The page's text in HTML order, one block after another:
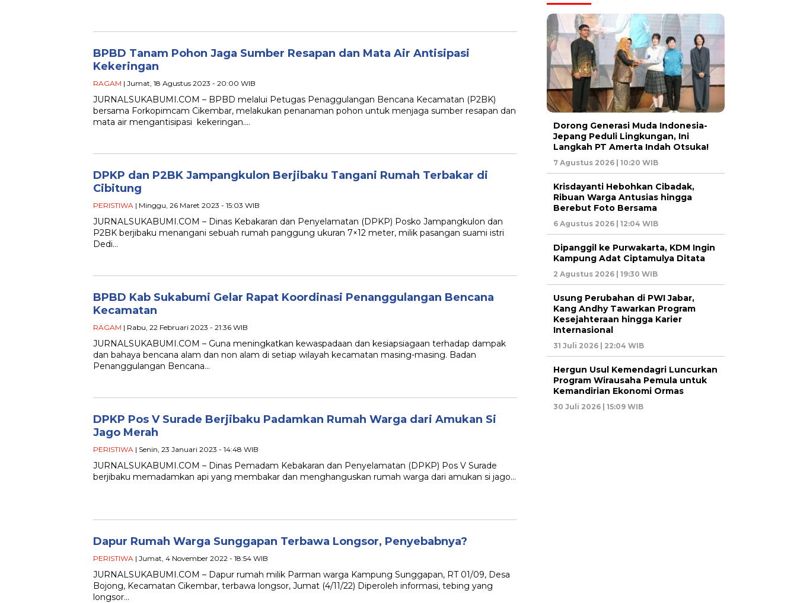
BPBD Tanam Pohon Jaga Sumber Resapan dan Mata Air Antisipasi
Kekeringan
RAGAM | Jumat, 18 Agustus 2023 - 20:00 WIB
JURNALSUKABUMI.COM – BPBD melalui Petugas Penaggulangan Bencana Kecamatan (P2BK)
bersama Forkopimcam Cikembar, melakukan penanaman pohon untuk menjaga sumber resapan dan
mata air mengantisipasi kekeringan….
DPKP dan P2BK Jampangkulon Berjibaku Tangani Rumah Terbakar di
Cibitung
PERISTIWA | Minggu, 26 Maret 2023 - 15:03 WIB
JURNALSUKABUMI.COM – Dinas Kebakaran dan Penyelamatan (DPKP) Posko Jampangkulon dan
P2BK berjibaku menangani sebuah rumah panggung ukuran 7×12 meter, milik pasangan suami istri
Dedi…
BPBD Kab Sukabumi Gelar Rapat Koordinasi Penanggulangan Bencana
Kecamatan
RAGAM | Rabu, 22 Februari 2023 - 21:36 WIB
JURNALSUKABUMI.COM – Guna meningkatkan kewaspadaan dan kesiapsiagaan terhadap dampak
dan bahaya bencana alam dan non alam di setiap wilayah kecamatan masing-masing. Badan
Penanggulangan Bencana…
DPKP Pos V Surade Berjibaku Padamkan Rumah Warga dari Amukan Si
Jago Merah
PERISTIWA | Senin, 23 Januari 2023 - 14:48 WIB
JURNALSUKABUMI.COM – Dinas Pemadam Kebakaran dan Penyelamatan (DPKP) Pos V Surade
berjibaku memadamkan api yang membakar dan menghanguskan rumah warga dari amukan si jago…
Dapur Rumah Warga Sunggapan Terbawa Longsor, Penyebabnya?
PERISTIWA | Jumat, 4 November 2022 - 18:54 WIB
JURNALSUKABUMI.COM – Dapur rumah milik Parman warga Kampung Sunggapan, RT 01/09, Desa
Bojong, Kecamatan Cikembar, terbawa longsor, Jumat (4/11/22) Diperoleh informasi, tebing yang
longsor…
Dorong Generasi Muda Indonesia-
Jepang Peduli Lingkungan, Ini
Langkah PT Amerta Indah Otsuka!
7 Agustus 2026 | 10:20 WIB
Krisdayanti Hebohkan Cibadak,
Ribuan Warga Antusias hingga
Berebut Foto Bersama
6 Agustus 2026 | 12:04 WIB
Dipanggil ke Purwakarta, KDM Ingin
Kampung Adat Ciptamulya Ditata
2 Agustus 2026 | 19:30 WIB
Usung Perubahan di PWI Jabar,
Kang Andhy Tawarkan Program
Kesejahteraan hingga Karier
Internasional
31 Juli 2026 | 22:04 WIB
Hergun Usul Kemendagri Luncurkan
Program Wirausaha Pemula untuk
Kemandirian Ekonomi Ormas
30 Juli 2026 | 15:09 WIB